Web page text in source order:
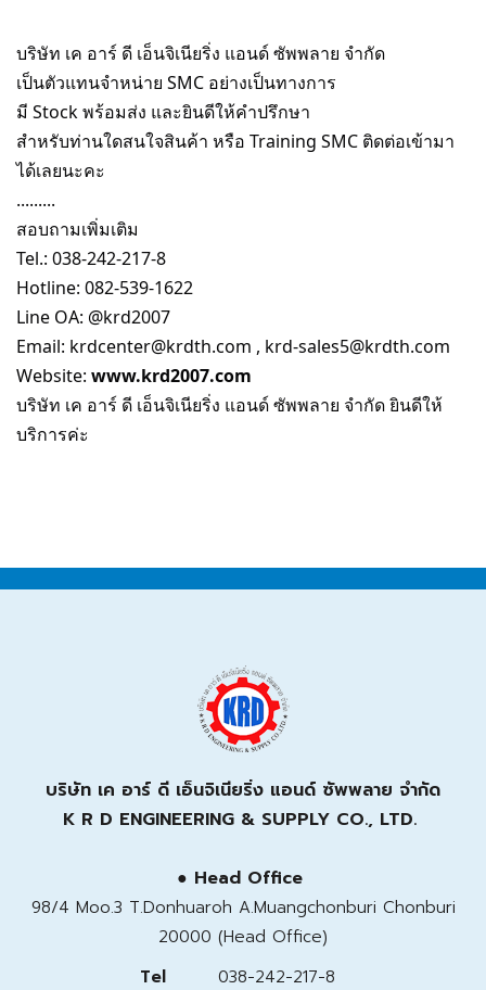
บริษัท เค อาร์ ดี เอ็นจิเนียริ่ง แอนด์ ซัพพลาย จำกัด
เป็นตัวแทนจำหน่าย SMC อย่างเป็นทางการ
มี Stock พร้อมส่ง และยินดีให้คำปรึกษา
สำหรับท่านใดสนใจสินค้า หรือ Training SMC ติดต่อเข้ามา
ได้เลยนะคะ
.........
สอบถามเพิ่มเติม
Tel.: 038-242-217-8
Hotline: 082-539-1622
Line OA: @krd2007
Email: krdcenter@krdth.com , krd-sales5@krdth.com
Website: www.krd2007.com
บริษัท เค อาร์ ดี เอ็นจิเนียริ่ง แอนด์ ซัพพลาย จำกัด ยินดีให้
บริการค่ะ
บริษัท เค อาร์ ดี เอ็นจิเนียริ่ง แอนด์ ซัพพลาย จำกัด
K R D ENGINEERING & SUPPLY CO., LTD.
● Head Office
98/4 Moo.3 T.Donhuaroh A.Muangchonburi Chonburi
20000 (Head Office)
Tel
038-242-217-8